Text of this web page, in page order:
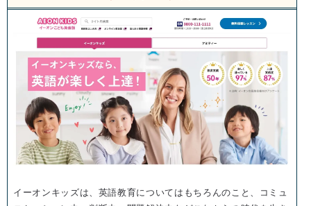
イーオンキッズは、英語教育についてはもちろんのこと、コミュ